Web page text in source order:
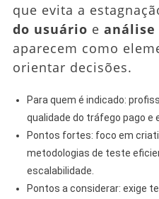
que evita a
do usuário e análise
aparecem como
orientar decisões.
Para quem é indicado:
qualidade do tráfego pago e
Pontos fortes: foco em
metodologias de teste
escalabilidade.
Pontos a considerar: exige